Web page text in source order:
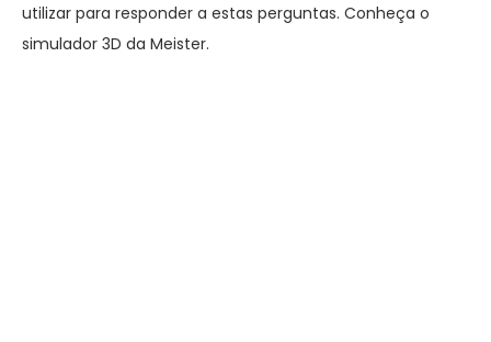
utilizar para responder a estas perguntas. Conheça o
simulador 3D da Meister.